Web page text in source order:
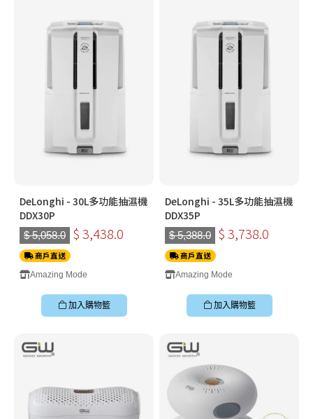
DeLonghi - 30L多功能抽濕機
DDX30P
$ 5,058.0 $ 3,438.0
商戶直送
Amazing Mode
加入購物籃
DeLonghi - 35L多功能抽濕機
DDX35P
$ 5,388.0 $ 3,738.0
商戶直送
Amazing Mode
加入購物籃